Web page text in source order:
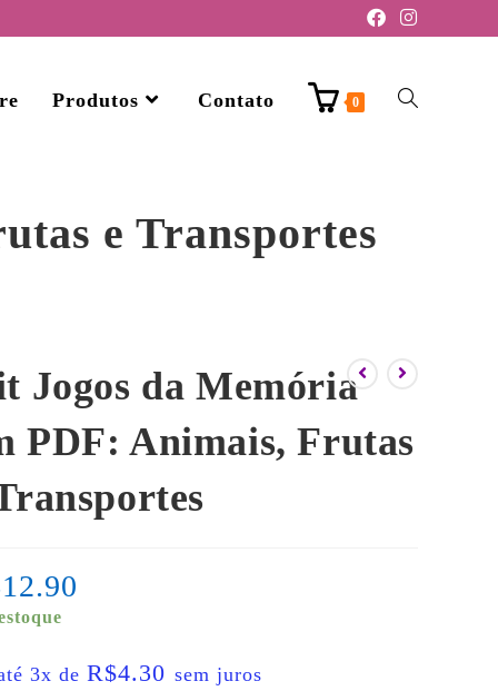
Produtos Contato 0
e Transportes
Jogos da Memória
PDF: Animais, Frutas
12.90
3x deR$4.30 sem juros